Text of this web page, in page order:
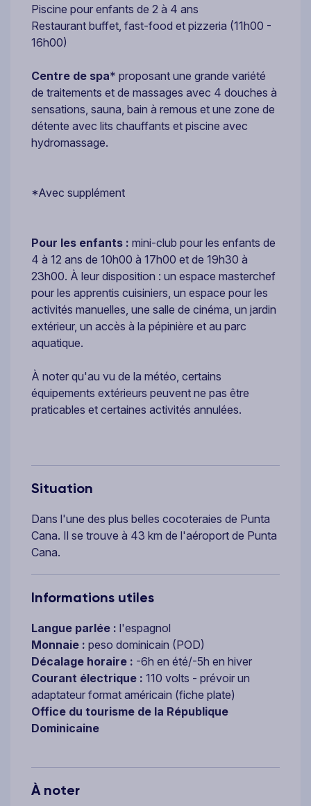
Piscine pour enfants de 2 à 4 ans
Restaurant buffet, fast-food et pizzeria (11h00 -
16h00)
Centre de spa* proposant une grande variété
de traitements et de massages avec 4 douches à
sensations, sauna, bain à remous et une zone de
détente avec lits chauffants et piscine avec
hydromassage.
*Avec supplément
Pour les enfants : mini-club pour les enfants de
4 à 12 ans de 10h00 à 17h00 et de 19h30 à
23h00. À leur disposition : un espace masterchef
pour les apprentis cuisiniers, un espace pour les
activités manuelles, une salle de cinéma, un jardin
extérieur, un accès à la pépinière et au parc
aquatique.
À noter qu'au vu de la météo, certains
équipements extérieurs peuvent ne pas être
praticables et certaines activités annulées.
Situation
Dans l'une des plus belles cocoteraies de Punta
Cana. Il se trouve à 43 km de l'aéroport de Punta
Cana.
Informations utiles
Langue parlée : l'espagnol
Monnaie : peso dominicain (POD)
Décalage horaire : -6h en été/-5h en hiver
Courant électrique : 110 volts - prévoir un
adaptateur format américain (fiche plate)
Office du tourisme de la République
Dominicaine
À noter